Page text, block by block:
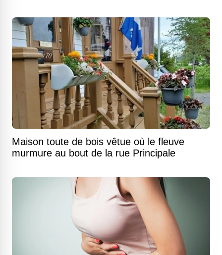
Maison toute de bois vêtue où le fleuve
murmure au bout de la rue Principale